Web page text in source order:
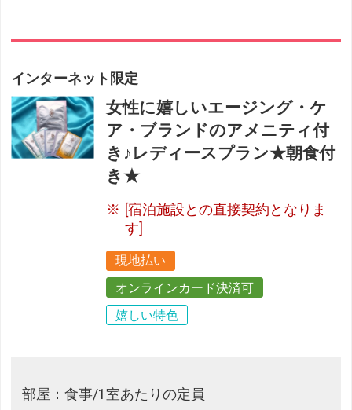
インターネット限定
女性に嬉しいエージング・ケ
ア・ブランドのアメニティ付
き♪レディースプラン★朝食付
き★
[宿泊施設との直接契約となりま
す]
現地払い
オンラインカード決済可
嬉しい特色
部屋：食事/1室あたりの定員